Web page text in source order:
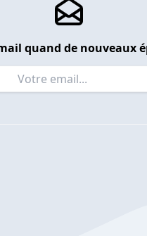
quand de nouveaux